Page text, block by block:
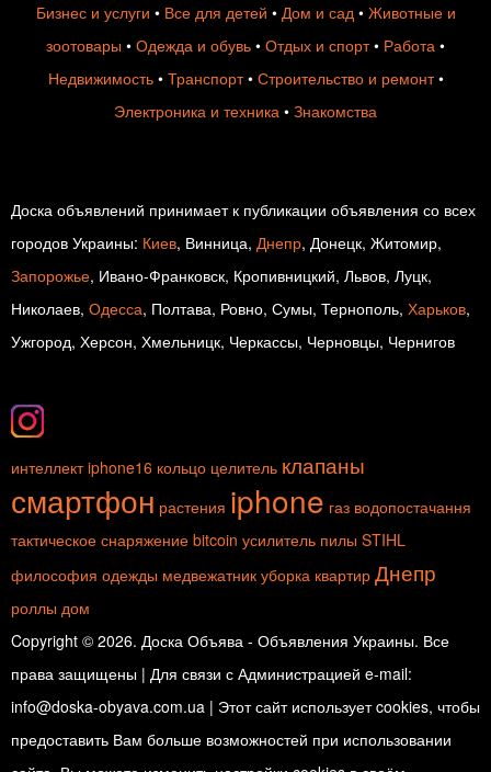
Бизнес и услуги • Все для детей • Дом и сад• Животные и
зоотовары • Одежда и обувь • Отдых и спорт• Работа •
Недвижимость• Транспорт• Строительство и ремонт•
Электроника и техника • Знакомства
Доска объявлений принимает к публикации объявления со всех
городов Украины: Киев, Винница, Днепр, Донецк, Житомир,
Запорожье, Ивано-Франковск, Кропивницкий, Львов, Луцк,
Николаев, Одесса, Полтава, Ровно, Сумы, Тернополь, Харьков,
Ужгород, Херсон, Хмельницк, Черкассы, Черновцы, Чернигов
интеллектiphone16 кольцо целитель клапаны
смартфон растения iphone газ водопостачання
тактическое снаряжение bitcoin усилитель пилы STIHL
философия одежды медвежатник уборка квартир Днепр
роллы дом
Copyright © 2026. Доска Объява - Объявления Украины. Все
права защищены | Для связи с Администрацией e-mail:
info@doska-obyava.com.ua | Этот сайт использует cookies, чтобы
предоставить Вам больше возможностей при использовании